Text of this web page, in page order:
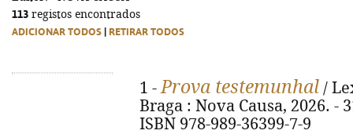
113 registos encontrados
ADICIONAR TODOS RETIRAR TODOS
1 -Prova testemunhal /
Braga : Nova Causa, 2026. -
ISBN 978-989-36399-7-9